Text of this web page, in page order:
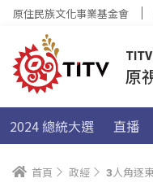
原住民族文化事業基金會
TITV
原
2024 總統大選 直播
首頁 政經 3人角逐